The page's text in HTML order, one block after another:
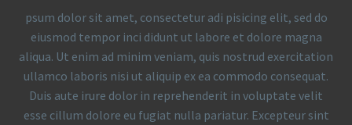
psum dolor sit amet, consectetur adi pisicing elit, sed do
eiusmod tempor inci didunt ut labore et dolore magna
aliqua. Ut enim ad minim veniam, quis nostrud exercitation
ullamco laboris nisi ut aliquip ex ea commodo consequat.
Duis aute irure dolor in reprehenderit in voluptate velit
esse cillum dolore eu fugiat nulla pariatur. Excepteur sint